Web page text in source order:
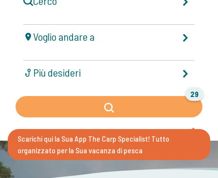
Voglio andare a
Più desideri
29
Scarichi qui la Sua App The Carp Specialist! Tutto
organizzato per la Sua vacanza di pesca